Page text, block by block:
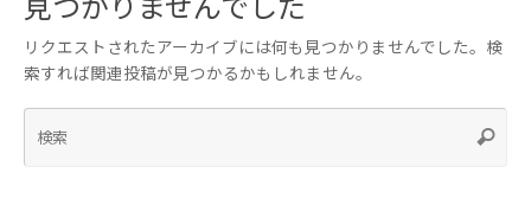
リクエストされたアーカイブには何も見つかりませんでした。検
索すれば関連投稿が見つかるかもしれません。